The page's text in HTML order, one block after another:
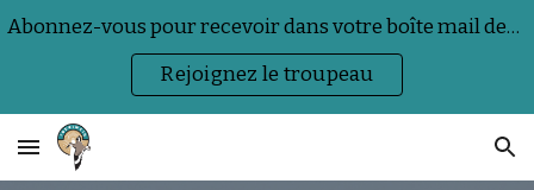
Skip to main content
Abonnez-vous pour recevoir dans votre boîte mail des actualités sur la nature, la faune sauvage et les événements.
Rejoignez le troupeau